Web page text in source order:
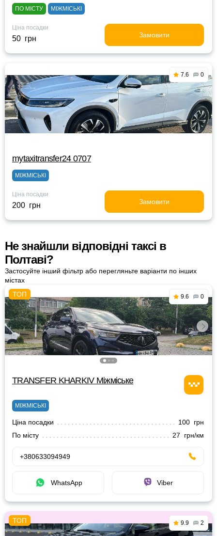
ПО МІСТУ МІЖМІСЬКІ
Ціна посадки
50 грн Замовити
7.6 0
mytaxitransfer24 0707
МІЖМІСЬКІ
Ціна посадки
200 грн Замовити
Не знайшли відповідні таксі в
Полтаві?
Застосуйте інший фільтр або перегляньте варіанти по інших
містах
9.6 0
TRANSFER KHARKIV Міжміське
МІЖМІСЬКІ
Ціна посадки
100 грн
По місту
27 грн/км
+380633094949
WhatsApp Viber
9.9 2